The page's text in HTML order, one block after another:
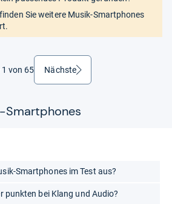
Sie weitere Musik-Smartphones
1 von 65 Nächsteweiter
Smartphones
Smartphones im Test aus?
punkten bei Klang und Audio?